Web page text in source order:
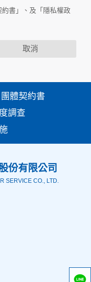
所委託或參與管理的
能服務時，我們將視
料，並在該特定目的
互動性功能時，會保留
式及使用時間等。
徑，包括您使用連線
、瀏覽及點選資料記
字，但不涉及特定個
及您的個人資料採用
能接觸您的個人資
違反保密義務者，將
務時，本網站亦會嚴
查程序以確定其將確
書」、及「隱私權政
取消
團體契約書
調查
份有限公司
SERVICE CO., LTD.